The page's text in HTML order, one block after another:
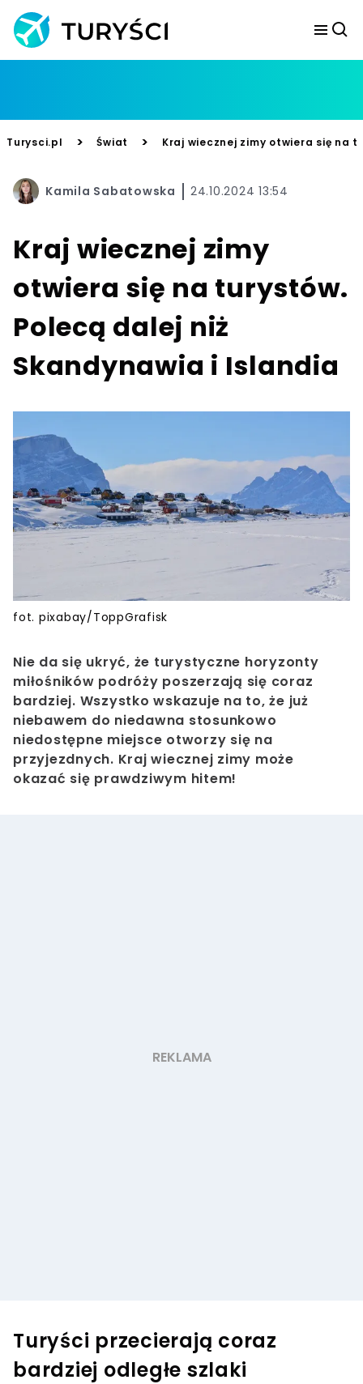
Turysci.pl > Świat > Kraj wiecznej zimy otwiera się na
Kamila Sabatowska 24.10.2024 13:54
Kraj wiecznej zimy
otwiera się na turystów.
Polecą dalej niż
Skandynawia i Islandia
fot. pixabay/ToppGrafisk
Nie da się ukryć, że turystyczne horyzonty
miłośników podróży poszerzają się coraz
bardziej. Wszystko wskazuje na to, że już
niebawem do niedawna stosunkowo
niedostępne miejsce otworzy się na
przyjezdnych. Kraj wiecznej zimy może
okazać się prawdziwym hitem!
Turyści przecierają coraz
bardziej odległe szlaki